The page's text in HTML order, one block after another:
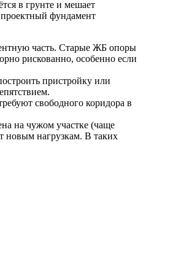
в грунте и мешает
проектный фундамент
часть. Старые ЖБ опоры
рискованно, особенно если
пристройку или
свободного коридора в
на чужом участке (чаще
новым нагрузкам. В таких